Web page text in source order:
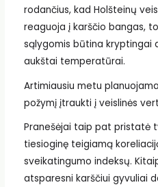
rodančius, kad Holšteinų
reaguoja į karščio bangas,
sąlygomis būtina kryptingai
aukštai temperatūrai.
Artimiausiu metu
požymį įtraukti į veislinės
Pranešėjai taip pat pristatė
tiesioginę teigiamą
sveikatingumo indeksų.
atsparesni karščiui gyvuliai